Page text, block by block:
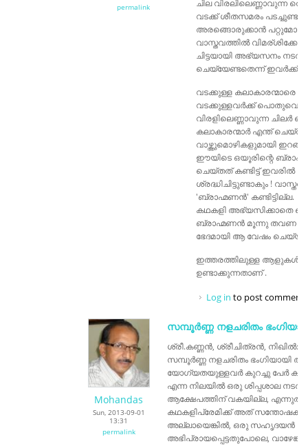
permalink
ചില വിരലിലെണ്ണാവുന്ന
വടക്ക് ശീതസമരം
അരങ്ങൊരുക്കാൻ പറ്റുമോ
വാസ്തവത്തിൽ
ചിട്ടയായി അഭ്യസനം
ചെയ്യേണ്ടതെന്ന് ഇവർക്ക്
വടക്കുള്ള കലാകാരന്മാരെ
വടക്കുള്ളവർക്ക് പൊതുവെ
വിരളിലെണ്ണാവുന്ന ചിലർ
കലാകാരന്മാർ എന്ത്
വാഴ്ത്തുമൊഴികളുമായി
ഈയിടെ ഒയൂരിന്റെ
ചെയ്തത് കണ്ടിട്ട് ഇവരിൽ
ശ്രദ്ധിചിട്ടുണ്ടാകും !
'ബ്രാഹ്മണൻ' കണ്ടിട്ടില്ല.
കഥകളി അഭ്യസിക്കാതെ
ബ്രാഹ്മണൻ മൂന്നു തവണ
ഭേദമായി ആ വേഷം
ഇത്തരത്തിലുള്ള ആളുകൾ
ഉണ്ടാക്കുന്നതാണ് .
Log in to post comments
Mohandas
Sun, 2013-09-01
13:31
permalink
സമ്പൂർണ്ണ നളചരിതം
ശ്രീ.കണ്ണൻ, ശ്രീചിത്രൻ, നിഖിൽ:
സമ്പൂർണ്ണ നളചരിതം ഭംഗിയായി
യോഗ്യതയുള്ളവർ കുറച്ചു പേർ
എന്ന നിലയിൽ ഒരു ശിപ്പശാല
ആക്ഷേപത്തിന് വകയില്ല,
കഥകളിപ്രേമിക്ക് അത്
അല്ലായെങ്കിൽ, ഒരു സഹൃദയൻ
അഭിപ്രായപ്പെട്ടതുപോലെ,